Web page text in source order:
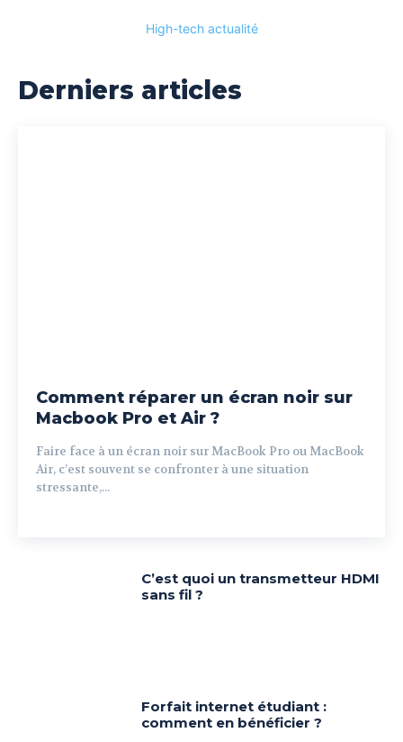
High-tech actualité
Derniers articles
Comment réparer un écran noir sur
Macbook Pro et Air ?
Faire face à un écran noir sur MacBook Pro ou MacBook
Air, c’est souvent se confronter à une situation
stressante,...
C’est quoi un transmetteur HDMI
sans fil ?
Forfait internet étudiant :
comment en bénéficier ?